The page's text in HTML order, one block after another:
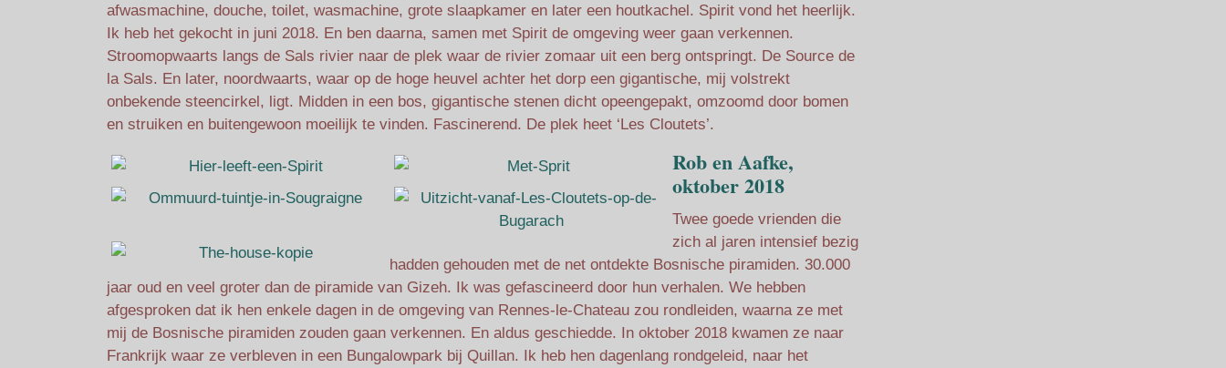
afwasmachine, douche, toilet, wasmachine, grote slaapkamer en later een houtkachel. Spirit vond het heerlijk.
Ik heb het gekocht in juni 2018. En ben daarna, samen met Spirit de omgeving weer gaan verkennen.
Stroomopwaarts langs de Sals rivier naar de plek waar de rivier zomaar uit een berg ontspringt. De Source de
la Sals. En later, noordwaarts, waar op de hoge heuvel achter het dorp een gigantische, mij volstrekt
onbekende steencirkel, ligt. Midden in een bos, gigantische stenen dicht opeengepakt, omzoomd door bomen
en struiken en buitengewoon moeilijk te vinden. Fascinerend. De plek heet ‘Les Cloutets’.
Rob en Aafke,
oktober 2018
Twee goede vrienden die
zich al jaren intensief bezig
hadden gehouden met de net ontdekte Bosnische piramiden. 30.000
jaar oud en veel groter dan de piramide van Gizeh. Ik was gefascineerd door hun verhalen. We hebben
afgesproken dat ik hen enkele dagen in de omgeving van Rennes-le-Chateau zou rondleiden, waarna ze met
mij de Bosnische piramiden zouden gaan verkennen. En aldus geschiedde. In oktober 2018 kwamen ze naar
Frankrijk waar ze verbleven in een Bungalowpark bij Quillan. Ik heb hen dagenlang rondgeleid, naar het